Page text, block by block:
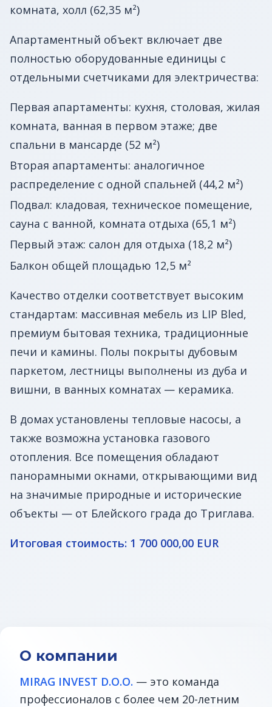
комната, холл (62,35 м²)
Апартаментный объект включает две
полностью оборудованные единицы с
отдельными счетчиками для электричества:
Первая апартаменты: кухня, столовая, жилая
комната, ванная в первом этаже; две
спальни в мансарде (52 м²)
Вторая апартаменты: аналогичное
распределение с одной спальней (44,2 м²)
Подвал: кладовая, техническое помещение,
сауна с ванной, комната отдыха (65,1 м²)
Первый этаж: салон для отдыха (18,2 м²)
Балкон общей площадью 12,5 м²
Качество отделки соответствует высоким
стандартам: массивная мебель из LIP Bled,
премиум бытовая техника, традиционные
печи и камины. Полы покрыты дубовым
паркетом, лестницы выполнены из дуба и
вишни, в ванных комнатах — керамика.
В домах установлены тепловые насосы, а
также возможна установка газового
отопления. Все помещения обладают
панорамными окнами, открывающими вид
на значимые природные и исторические
объекты — от Блейского града до Триглава.
Итоговая стоимость: 1 700 000,00 EUR
О компании
MIRAG INVEST D.O.O. — это команда
профессионалов с более чем 20-летним